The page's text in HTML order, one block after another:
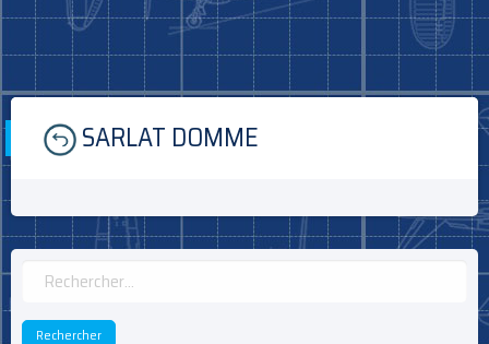
Skip
content
SARLAT DOMME
Rechercher :